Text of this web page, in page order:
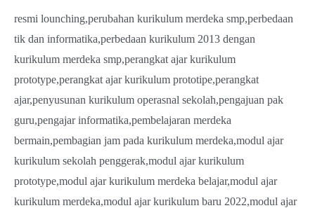
resmi lounching,perubahan kurikulum merdeka smp,perbedaan
tik dan informatika,perbedaan kurikulum 2013 dengan
kurikulum merdeka smp,perangkat ajar kurikulum
prototype,perangkat ajar kurikulum prototipe,perangkat
ajar,penyusunan kurikulum operasnal sekolah,pengajuan pak
guru,pengajar informatika,pembelajaran merdeka
bermain,pembagian jam pada kurikulum merdeka,modul ajar
kurikulum sekolah penggerak,modul ajar kurikulum
prototype,modul ajar kurikulum merdeka belajar,modul ajar
kurikulum merdeka,modul ajar kurikulum baru 2022,modul ajar